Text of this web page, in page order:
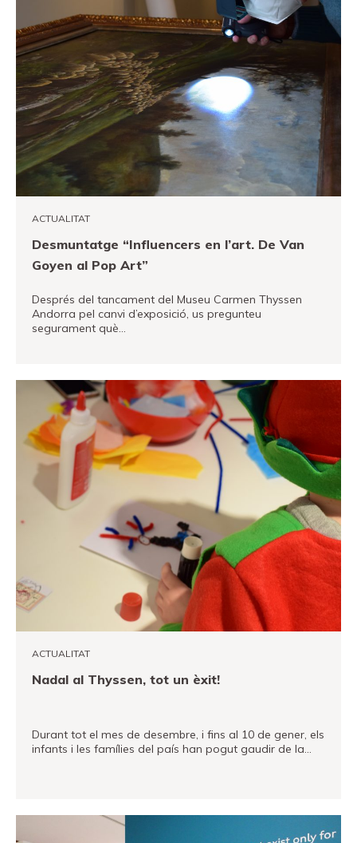
ACTUALITAT
Desmuntatge “Influencers en l’art. De Van
Goyen al Pop Art”
Després del tancament del Museu Carmen Thyssen
Andorra pel canvi d’exposició, us pregunteu
segurament què…
ACTUALITAT
Nadal al Thyssen, tot un èxit!
Durant tot el mes de desembre, i fins al 10 de gener, els
infants i les famílies del país han pogut gaudir de la…